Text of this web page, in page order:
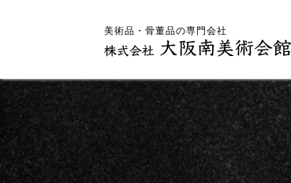
美術品・骨董品の専門会社